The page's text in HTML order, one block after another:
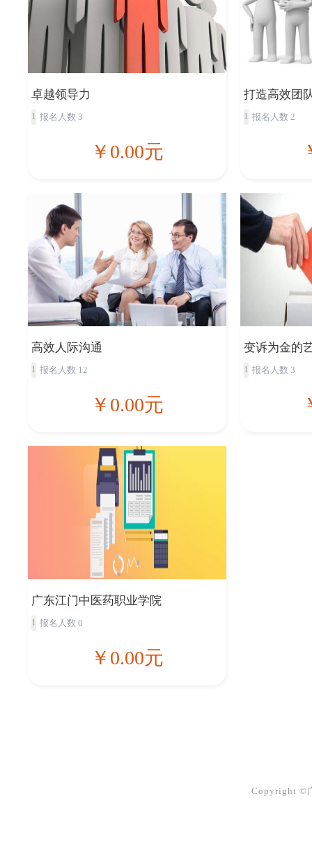
卓越领导力
1 报名人数 3
￥0.00元
打造高效团
1 报名人数 2
高效人际沟通
1 报名人数 12
￥0.00元
变诉为金的
1 报名人数 3
广东江门中医药职业学院
1 报名人数 0
￥0.00元
Copyright ©